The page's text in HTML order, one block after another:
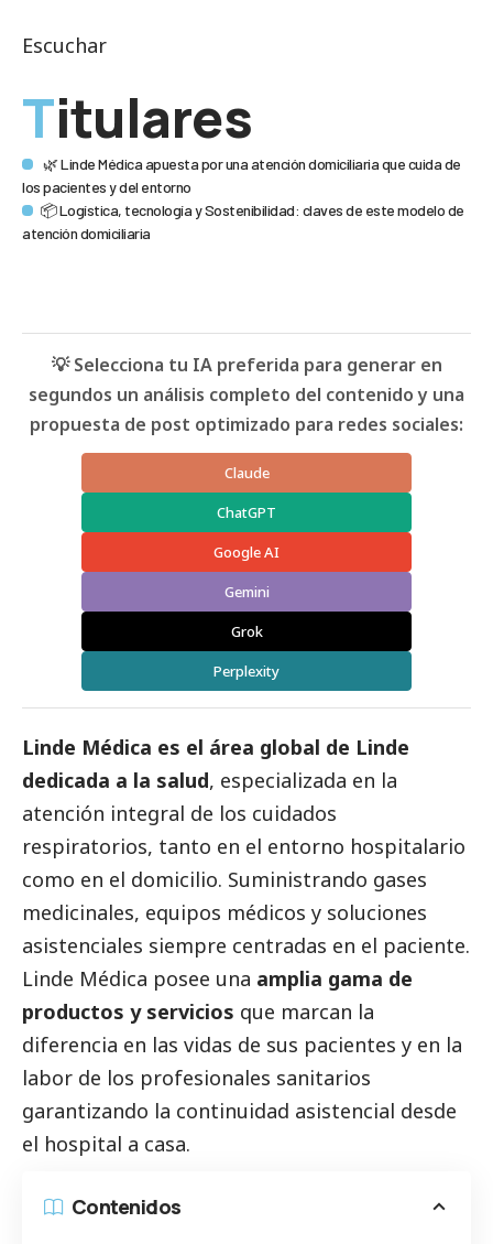
Escuchar
Titulares
🌿 Linde Médica apuesta por una atención domiciliaria que cuida de
los pacientes y del entorno
📦 Logística, tecnología y Sostenibilidad: claves de este modelo de
atención domiciliaria
💡 Selecciona tu IA preferida para generar en
segundos un análisis completo del contenido y una
propuesta de post optimizado para redes sociales:
Claude
ChatGPT
Google AI
Gemini
Grok
Perplexity
Linde Médica es el área global de Linde
dedicada a la salud, especializada en la
atención integral de los cuidados
respiratorios, tanto en el entorno hospitalario
como en el domicilio. Suministrando gases
medicinales, equipos médicos y soluciones
asistenciales siempre centradas en el paciente.
Linde Médica posee una amplia gama de
productos y servicios que marcan la
diferencia en las vidas de sus pacientes y en la
labor de los profesionales sanitarios
garantizando la continuidad asistencial desde
el hospital a casa.
Contenidos